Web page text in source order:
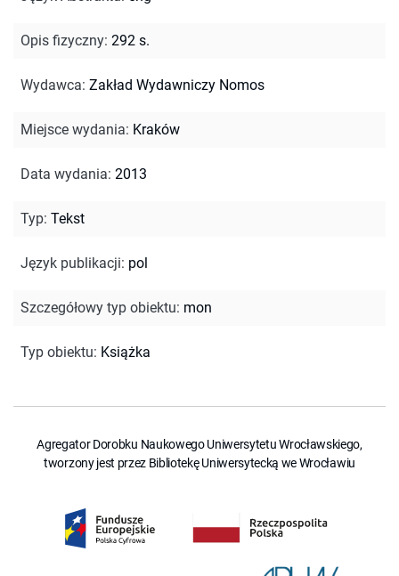
Opis fizyczny: 292 s.
Wydawca: Zakład Wydawniczy Nomos
Miejsce wydania: Kraków
Data wydania: 2013
Typ: Tekst
Język publikacji: pol
Szczegółowy typ obiektu: mon
Typ obiektu: Książka
Agregator Dorobku Naukowego Uniwersytetu Wrocławskiego,
tworzony jest przez Bibliotekę Uniwersytecką we Wrocławiu